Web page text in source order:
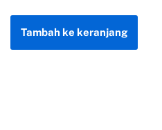
Tambah ke keranjang